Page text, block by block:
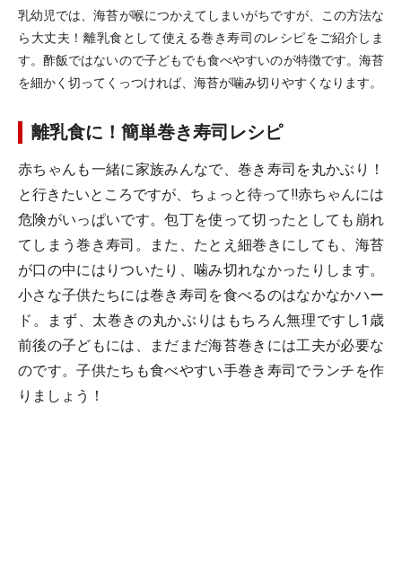
乳幼児では、海苔が喉につかえてしまいがちですが、この方法な
ら大丈夫！離乳食として使える巻き寿司のレシピをご紹介しま
す。酢飯ではないので子どもでも食べやすいのが特徴です。海苔
を細かく切ってくっつければ、海苔が噛み切りやすくなります。
離乳食に！簡単巻き寿司レシピ
赤ちゃんも一緒に家族みんなで、巻き寿司を丸かぶり！
と行きたいところですが、ちょっと待って!!赤ちゃんには
危険がいっぱいです。包丁を使って切ったとしても崩れ
てしまう巻き寿司。また、たとえ細巻きにしても、海苔
が口の中にはりついたり、噛み切れなかったりします。
小さな子供たちには巻き寿司を食べるのはなかなかハー
ド。まず、太巻きの丸かぶりはもちろん無理ですし1歳
前後の子どもには、まだまだ海苔巻きには工夫が必要な
のです。子供たちも食べやすい手巻き寿司でランチを作
りましょう！